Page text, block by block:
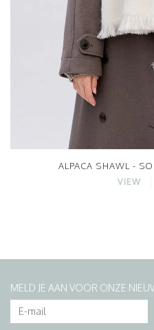
ALPACA SHAWL -
VIEW
MELD JE AAN VOOR ONZE